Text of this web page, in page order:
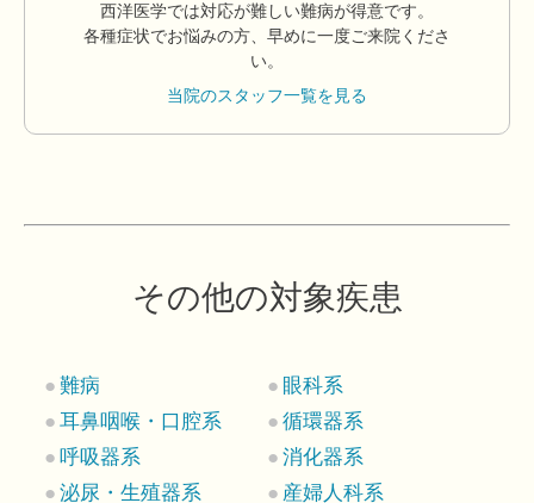
西洋医学では対応が難しい難病が得意です。
各種症状でお悩みの方、早めに一度ご来院くださ
い。
当院のスタッフ一覧を見る
その他の対象疾患
難病
眼科系
耳鼻咽喉・口腔系
循環器系
呼吸器系
消化器系
泌尿・生殖器系
産婦人科系